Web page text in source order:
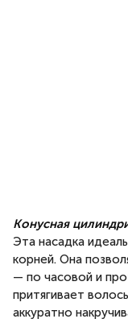
Конусная
Эта насадка
корней. Она
— по часовой и
притягивает
аккуратно